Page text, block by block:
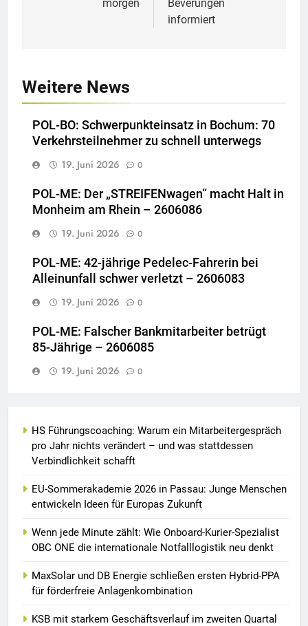
morgen
Beverungen
informiert
Weitere News
POL-BO: Schwerpunkteinsatz in Bochum: 70
Verkehrsteilnehmer zu schnell unterwegs
19. Juni 2026
0
POL-ME: Der „STREIFENwagen“ macht Halt in
Monheim am Rhein – 2606086
19. Juni 2026
0
POL-ME: 42-jährige Pedelec-Fahrerin bei
Alleinunfall schwer verletzt – 2606083
19. Juni 2026
0
POL-ME: Falscher Bankmitarbeiter betrügt
85-Jährige – 2606085
19. Juni 2026
0
HS Führungscoaching: Warum ein Mitarbeitergespräch
pro Jahr nichts verändert – und was stattdessen
Verbindlichkeit schafft
EU-Sommerakademie 2026 in Passau: Junge Menschen
entwickeln Ideen für Europas Zukunft
Wenn jede Minute zählt: Wie Onboard-Kurier-Spezialist
OBC ONE die internationale Notfalllogistik neu denkt
MaxSolar und DB Energie schließen ersten Hybrid-PPA
für förderfreie Anlagenkombination
KSB mit starkem Geschäftsverlauf im zweiten Quartal